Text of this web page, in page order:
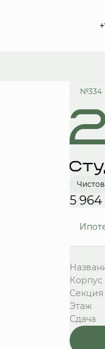
№334
5
Корпус
Секция
Этаж
Сдача